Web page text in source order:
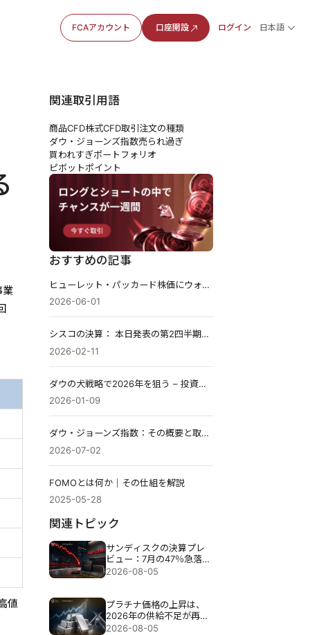
FCAアカウント 口座開設 ログイン 日本語
業
値
関連取引用語
商品CFD株式CFD取引注文の種類
ダウ・ジョーンズ指数売られ過ぎ
買われすぎポートフォリオ
ピボットポイント
おすすめの記事
ヒューレット・パッカード株価にウォール街が突如夢中になった理由
2026-06-01
シスコの決算： 本日発表の第2四半期予測とCSCOを動かす要因
2026-02-11
ダウの犬戦略で2026年を狙う – 投資すべきダウ平均上位10銘柄
2026-01-09
ダウ・ジョーンズ指数：その概要と取引方法
2026-07-02
FOMOとは何か｜その仕組を解説
2025-05-28
関連トピック
サンディスクの決算プレ
ビュー：7月の47％急落
後、売上高4倍増は十分な
2026-08-05
プラチナ価格の上昇は、
2026年の供給不足が再び
注目を集める中、8％急騰
2026-08-05